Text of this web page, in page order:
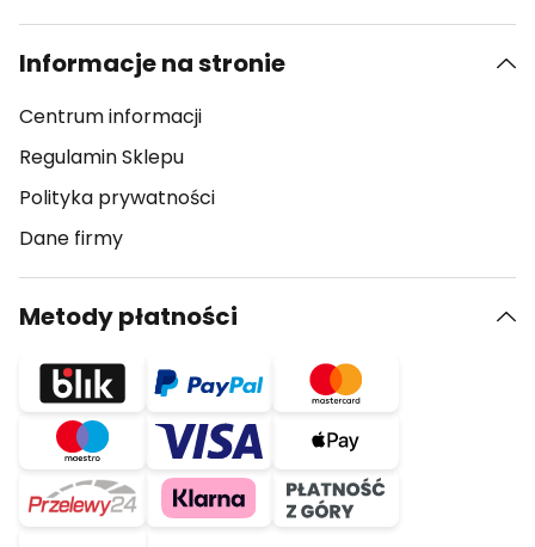
Informacje na stronie
Centrum informacji
Regulamin Sklepu
Polityka prywatności
Dane firmy
Metody płatności